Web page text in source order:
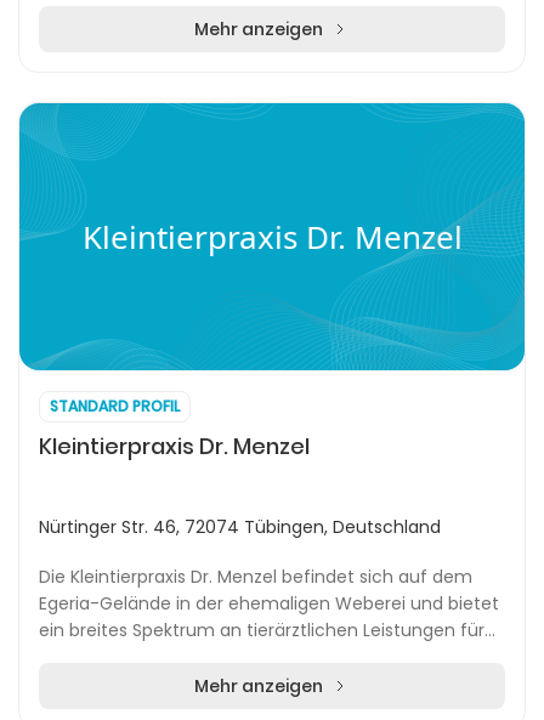
Mehr anzeigen
Kleintierpraxis Dr. Menzel
STANDARD PROFIL
Kleintierpraxis Dr. Menzel
Nürtinger Str. 46, 72074 Tübingen, Deutschland
Die Kleintierpraxis Dr. Menzel befindet sich auf dem
Egeria-Gelände in der ehemaligen Weberei und bietet
ein breites Spektrum an tierärztlichen Leistungen für
Mehr anzeigen